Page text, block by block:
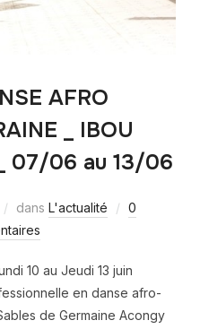
AFRO
_ IBOU
07/06 au 13/06
dans L'actualité
0
10 au Jeudi 13 juin
en danse afro-
de Germaine Acongy